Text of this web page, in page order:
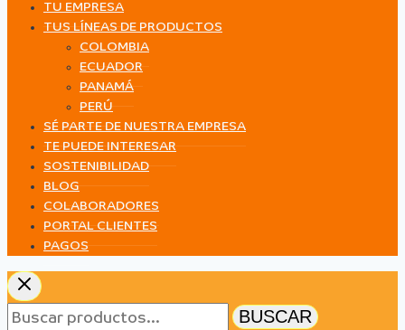
TU EMPRESA
TUS LÍNEAS DE PRODUCTOS
COLOMBIA
ECUADOR
PANAMÁ
PERÚ
SÉ PARTE DE NUESTRA EMPRESA
TE PUEDE INTERESAR
SOSTENIBILIDAD
BLOG
COLABORADORES
PORTAL CLIENTES
PAGOS
Buscar BUSCAR